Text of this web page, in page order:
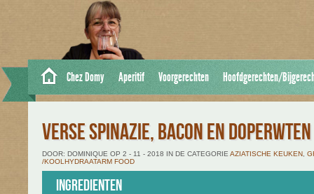
Chez Domy Aperitif Voorgerechten Hoofdgerechten/
VERSE SPINAZIE, BACON EN
DOOR: DOMINIQUE OP 2 - 11 - 2018 IN DE CATEGORIE AZIATISCHE KEUKEN
/KOOLHYDRAATARM FOOD
Ingredienten